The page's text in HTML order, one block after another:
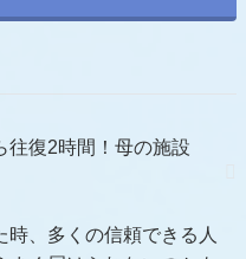
往復2時間！母の施設
、多くの信頼できる人